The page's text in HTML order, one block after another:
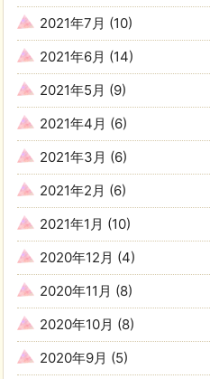
2021年7月 (10)
2021年6月 (14)
2021年5月 (9)
2021年4月 (6)
2021年3月 (6)
2021年2月 (6)
2021年1月 (10)
2020年12月 (4)
2020年11月 (8)
2020年10月 (8)
2020年9月 (5)